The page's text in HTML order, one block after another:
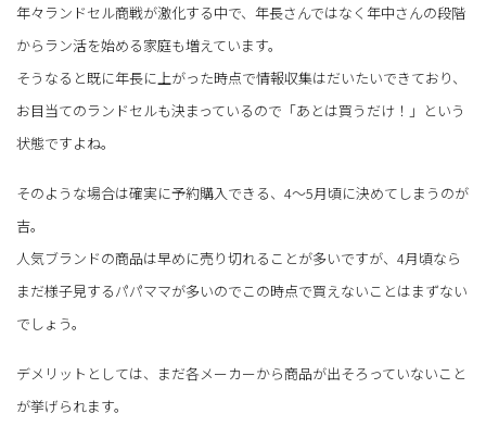
年々ランドセル商戦が激化する中で、年長さんではなく年中さんの段階
からラン活を始める家庭も増えています。
そうなると既に年長に上がった時点で情報収集はだいたいできており、
お目当てのランドセルも決まっているので「あとは買うだけ！」という
状態ですよね。
そのような場合は確実に予約購入できる、4～5月頃に決めてしまうのが
吉。
人気ブランドの商品は早めに売り切れることが多いですが、4月頃なら
まだ様子見するパパママが多いのでこの時点で買えないことはまずない
でしょう。
デメリットとしては、まだ各メーカーから商品が出そろっていないこと
が挙げられます。